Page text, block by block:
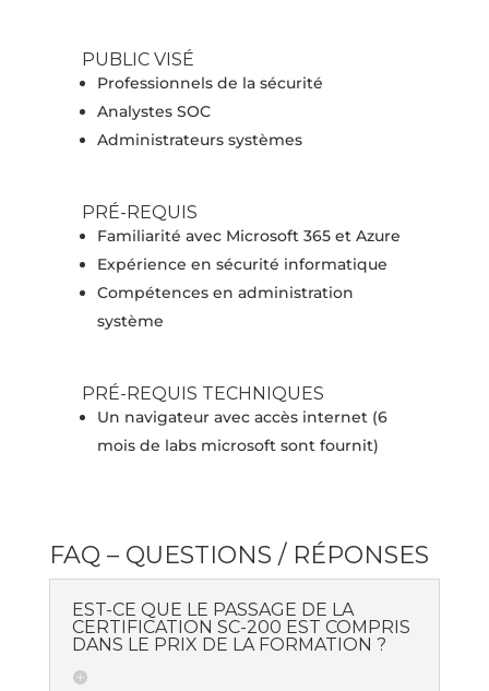
PUBLIC VISÉ
Professionnels de la sécurité
Analystes SOC
Administrateurs systèmes
PRÉ-REQUIS
Familiarité avec Microsoft 365 et Azure
Expérience en sécurité informatique
Compétences en administration
système
PRÉ-REQUIS TECHNIQUES
Un navigateur avec accès internet (6
mois de labs microsoft sont fournit)
FAQ – QUESTIONS / RÉPONSES
EST-CE QUE LE PASSAGE DE LA
CERTIFICATION SC-200 EST COMPRIS
DANS LE PRIX DE LA FORMATION ?